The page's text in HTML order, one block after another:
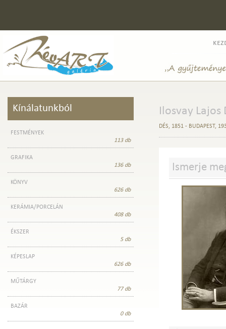
Kínálatunkból
FESTMÉNYEK
113 db
GRAFIKA
136 db
KÖNYV
626 db
KERÁMIA/PORCELÁN
408 db
ÉKSZER
5 db
KÉPESLAP
626 db
MŰTÁRGY
77 db
BAZÁR
0 db
Ilosvay Lajos
DÉS, 1851 - BUDAPEST,
Ismerje